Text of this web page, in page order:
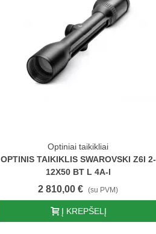
Optiniai taikikliai
OPTINIS TAIKIKLIS SWAROVSKI Z6I 2-
12X50 BT L 4A-I
2 810,00 € (su PVM)
Į KREPŠELĮ